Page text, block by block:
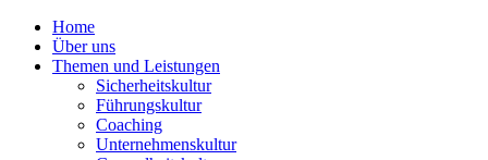
Home
Über uns
Themen und Leistungen
Sicher­heits­kultur
Führungs­kultur
Coaching
Unter­neh­mens­kultur